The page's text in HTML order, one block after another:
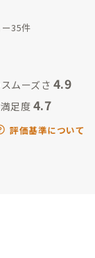
ら利用する会
ある姪っ子の3
がら現役のクロ
会員兼役員と
る環境を作り
市田山地区は田
盆地「ドラゴン
間の距離にあり
青森・弘前公
ー35件
ムーズさ 4.9
足度 4.7
評価基準について